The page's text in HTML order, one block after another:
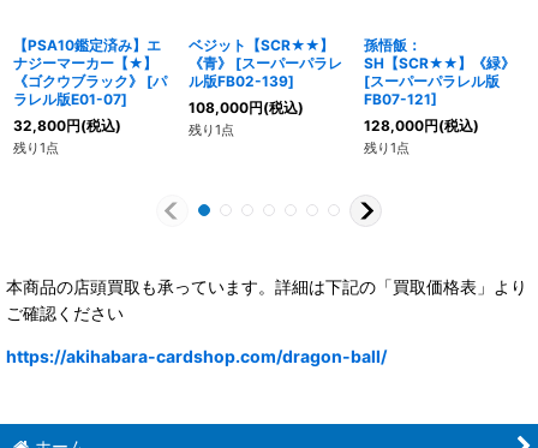
【PSA10鑑定済み】エ
ナジーマーカー【★】
《ゴクウブラック》
[パ
ラレル版E01-07]
32,800円(税込)
残り1点
ベジット【SCR★★】
《青》
[スーパーパラレ
ル版FB02-139]
108,000円(税込)
残り1点
孫悟飯：
SH【SCR★★】《緑》
[スーパーパラレル版
FB07-121]
128,000円(税込)
残り1点
本商品の店頭買取も承っています。詳細は下記の「買取価格表」より
ご確認ください
https://akihabara-cardshop.com/dragon-ball/